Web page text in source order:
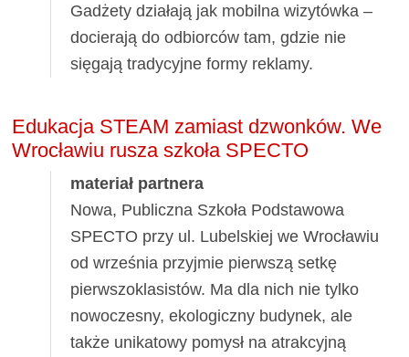
Gadżety działają jak mobilna wizytówka –
docierają do odbiorców tam, gdzie nie
sięgają tradycyjne formy reklamy.
Edukacja STEAM zamiast dzwonków. We
Wrocławiu rusza szkoła SPECTO
materiał partnera
Nowa, Publiczna Szkoła Podstawowa
SPECTO przy ul. Lubelskiej we Wrocławiu
od września przyjmie pierwszą setkę
pierwszoklasistów. Ma dla nich nie tylko
nowoczesny, ekologiczny budynek, ale
także unikatowy pomysł na atrakcyjną